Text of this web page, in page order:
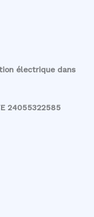
électrique dans
24055322585